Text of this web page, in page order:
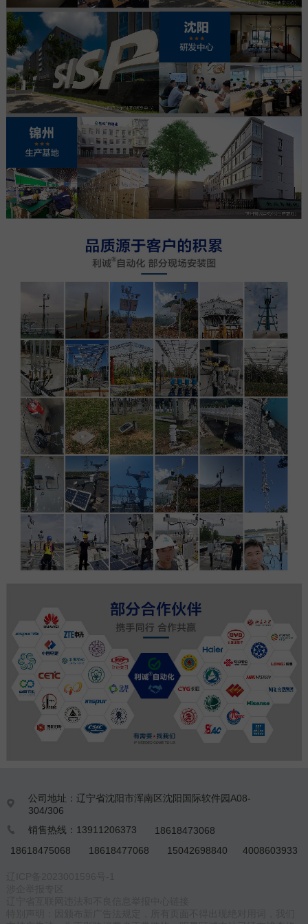

公司地址：辽宁省沈阳市浑南区沈阳国际软件园A08-
304/306
 销售热线：13911206373
18618473068
18618475068
18618477068 15042698840 4008603933